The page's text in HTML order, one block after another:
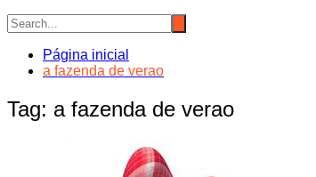
Página inicial
a fazenda de verao
Tag: a fazenda de verao